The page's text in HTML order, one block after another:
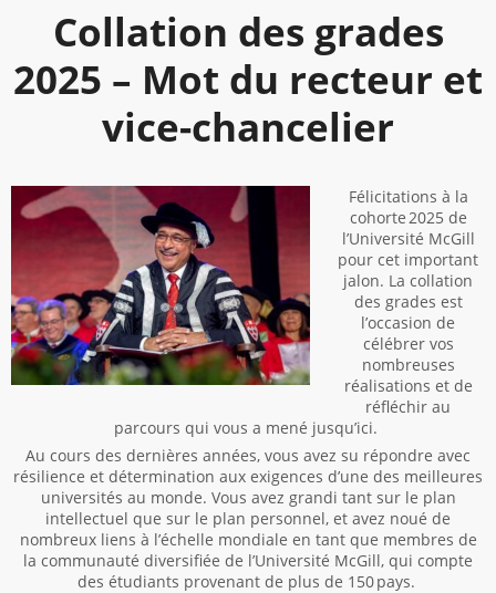
Collation des grades
2025 – Mot du recteur et
vice-chancelier
Félicitations à la
cohorte 2025 de
l’Université McGill
pour cet important
jalon. La collation
des grades est
l’occasion de
célébrer vos
nombreuses
réalisations et de
réfléchir au
parcours qui vous a mené jusqu’ici.
Au cours des dernières années, vous avez su répondre avec
résilience et détermination aux exigences d’une des meilleures
universités au monde. Vous avez grandi tant sur le plan
intellectuel que sur le plan personnel, et avez noué de
nombreux liens à l’échelle mondiale en tant que membres de
la communauté diversifiée de l’Université McGill, qui compte
des étudiants provenant de plus de 150 pays.